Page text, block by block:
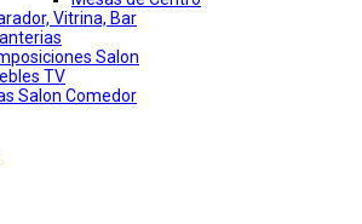
Vitrina, Bar
Salon
TV
Salon Comedor